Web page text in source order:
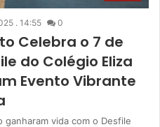
. 14:55 0
Celebra o 7 de
do Colégio Eliza
Evento Vibrante
vida com o Desfile